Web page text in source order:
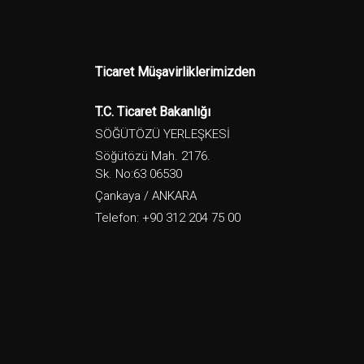
Ticaret Müşavirliklerimizden
T.C. Ticaret Bakanlığı
SÖĞÜTÖZÜ YERLEŞKESİ
Söğütözü Mah. 2176.
Sk. No:63 06530
Çankaya / ANKARA
Telefon: +90 312 204 75 00